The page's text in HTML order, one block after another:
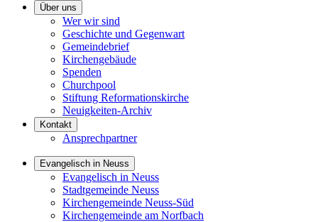
Über uns
Wer wir sind
Geschichte und Gegenwart
Gemeindebrief
Kirchengebäude
Spenden
Churchpool
Stiftung Reformationskirche
Neuigkeiten-Archiv
Kontakt
Ansprechpartner
Evangelisch in Neuss
Evangelisch in Neuss
Stadtgemeinde Neuss
Kirchengemeinde Neuss-Süd
Kirchengemeinde am Norfbach